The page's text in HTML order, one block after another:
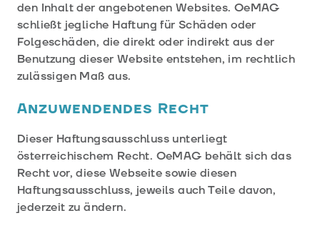
den Inhalt der angebotenen Websites. OeMAG
schließt jegliche Haftung für Schäden oder
Folgeschäden, die direkt oder indirekt aus der
Benutzung dieser Website entstehen, im rechtlich
zulässigen Maß aus.
Anzuwendendes Recht
Dieser Haftungsausschluss unterliegt
österreichischem Recht. OeMAG behält sich das
Recht vor, diese Webseite sowie diesen
Haftungsausschluss, jeweils auch Teile davon,
jederzeit zu ändern.